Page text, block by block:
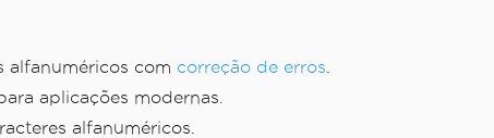
alfanuméricos com correção de erros
aplicações modernas.
alfanuméricos.